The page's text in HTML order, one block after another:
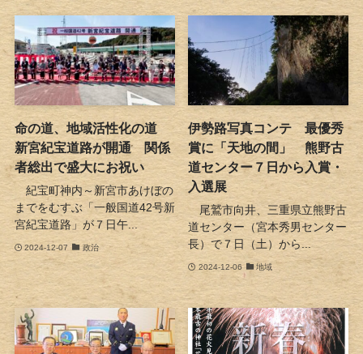
命の道、地域活性化の道
新宮紀宝道路が開通 関係
者総出で盛大にお祝い
紀宝町神内～新宮市あけぼの
までをむすぶ「一般国道42号新
宮紀宝道路」が７日午...
2024-12-07 政治
伊勢路写真コンテ 最優秀
賞に「天地の間」 熊野古
道センター７日から入賞・
入選展
尾鷲市向井、三重県立熊野古
道センター（宮本秀男センター
長）で７日（土）から...
2024-12-06 地域